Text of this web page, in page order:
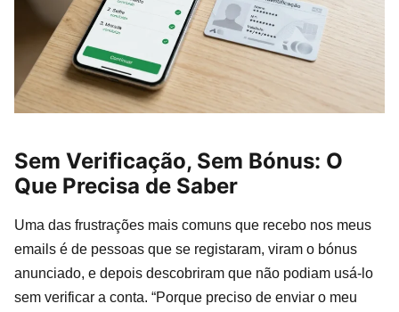
Sem Verificação, Sem Bónus: O
Que Precisa de Saber
Uma das frustrações mais comuns que recebo nos meus
emails é de pessoas que se registaram, viram o bónus
anunciado, e depois descobriram que não podiam usá-lo
sem verificar a conta. “Porque preciso de enviar o meu